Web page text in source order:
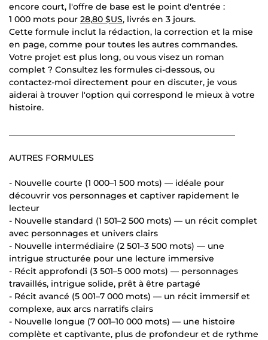
encore court, l'offre de base est le point d'entrée :
1 000 mots pour 28,80 $US, livrés en 3 jours.
Cette formule inclut la rédaction, la correction et la mise
en page, comme pour toutes les autres commandes.
Votre projet est plus long, ou vous visez un roman
complet ? Consultez les formules ci-dessous, ou
contactez-moi directement pour en discuter, je vous
aiderai à trouver l'option qui correspond le mieux à votre
histoire.
AUTRES FORMULES
- Nouvelle courte (1 000–1 500 mots) — idéale pour
découvrir vos personnages et captiver rapidement le
lecteur
- Nouvelle standard (1 501–2 500 mots) — un récit complet
avec personnages et univers clairs
- Nouvelle intermédiaire (2 501–3 500 mots) — une
intrigue structurée pour une lecture immersive
- Récit approfondi (3 501–5 000 mots) — personnages
travaillés, intrigue solide, prêt à être partagé
- Récit avancé (5 001–7 000 mots) — un récit immersif et
complexe, aux arcs narratifs clairs
- Nouvelle longue (7 001–10 000 mots) — une histoire
complète et captivante, plus de profondeur et de rythme